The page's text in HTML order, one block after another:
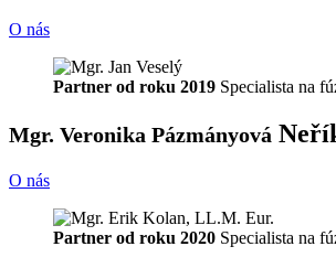
O nás
Partner od roku 2019 Specialista na
Mgr. Veronika Pázmányová
O nás
Partner od roku 2020 Specialista na